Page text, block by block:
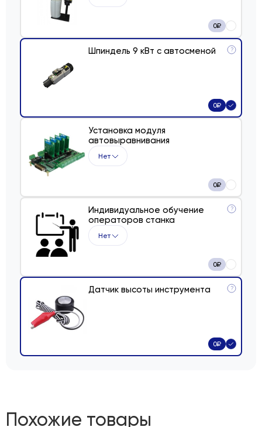
0₽
Шпиндель 9 кВт с автосменой ?
0₽
Установка модуля
автовыравнивания
Нет
0₽
Индивидуальное обучение
операторов станка
?
Нет
0₽
Датчик высоты инструмента ?
0₽
Похожие товары